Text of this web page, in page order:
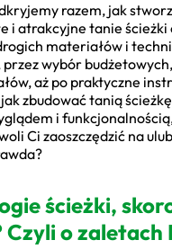
razem, jak
i atrakcyjne tanie ścieżki
materiałów i
wybór
aż po praktyczne
zbudować tanią
i
Ci zaoszczędzić na
ścieżki,
Czyli o zaletach